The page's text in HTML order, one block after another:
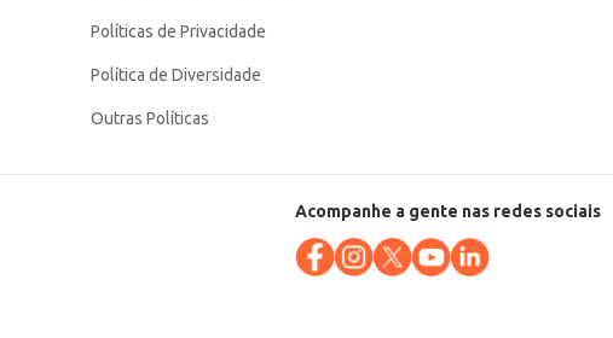
Políticas de Privacidade
Política de Diversidade
Outras Políticas
Acompanhe a gente nas redes sociais